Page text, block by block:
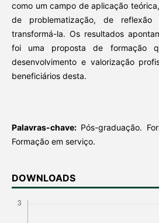
como um campo de aplicação
de problematização, de
transformá-la. Os resultados
foi uma proposta de formação
desenvolvimento e valorização
beneficiários desta.
Palavras-chave:Pós-graduação.
Formação em serviço.
DOWNLOADS